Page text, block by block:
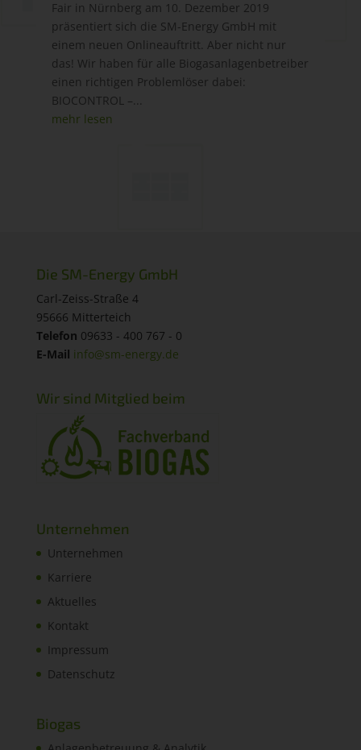
Fair in Nürnberg am 10. Dezember 2019
präsentiert sich die SM-Energy GmbH mit
einem neuen Onlineauftritt. Aber nicht nur
das! Wir haben für alle Biogasanlagenbetreiber
einen richtigen Problemlöser dabei:
BIOCONTROL –...
mehr lesen
Die SM-Energy GmbH
Carl-Zeiss-Straße 4
95666 Mitterteich
Telefon 09633 - 400 767 - 0
E-Mail info@sm-energy.de
Wir sind Mitglied beim
Unternehmen
Unternehmen
Karriere
Aktuelles
Kontakt
Impressum
Datenschutz
Biogas